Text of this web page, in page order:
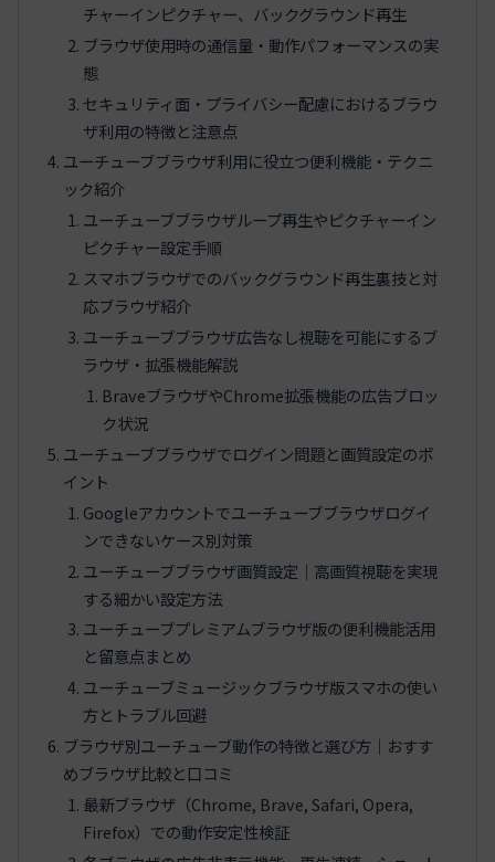
チャーインピクチャー、バックグラウンド再生
ブラウザ使用時の通信量・動作パフォーマンスの実
態
セキュリティ面・プライバシー配慮におけるブラウ
ザ利用の特徴と注意点
ユーチューブブラウザ利用に役立つ便利機能・テクニ
ック紹介
ユーチューブブラウザループ再生やピクチャーイン
ピクチャー設定手順
スマホブラウザでのバックグラウンド再生裏技と対
応ブラウザ紹介
ユーチューブブラウザ広告なし視聴を可能にするブ
ラウザ・拡張機能解説
BraveブラウザやChrome拡張機能の広告ブロッ
ク状況
ユーチューブブラウザでログイン問題と画質設定のポ
イント
Googleアカウントでユーチューブブラウザログイ
ンできないケース別対策
ユーチューブブラウザ画質設定｜高画質視聴を実現
する細かい設定方法
ユーチューブプレミアムブラウザ版の便利機能活用
と留意点まとめ
ユーチューブミュージックブラウザ版スマホの使い
方とトラブル回避
ブラウザ別ユーチューブ動作の特徴と選び方｜おすす
めブラウザ比較と口コミ
最新ブラウザ（Chrome, Brave, Safari, Opera,
Firefox）での動作安定性検証